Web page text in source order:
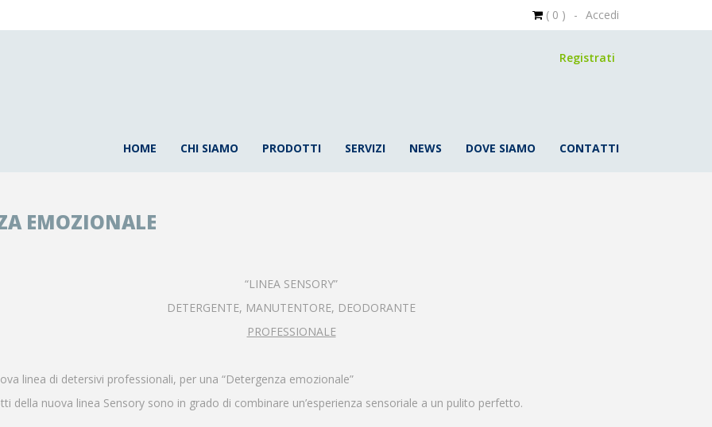
( 0 ) - Accedi
Registrati
HOME CHI SIAMO PRODOTTI SERVIZI NEWS DOVE SIAMO CONTATTI
EMOZIONALE
“LINEA SENSORY”
DETERGENTE, MANUTENTORE, DEODORANTE
PROFESSIONALE
linea di detersivi professionali, per una “Detergenza emozionale”
della nuova linea Sensory sono in grado di combinare un’esperienza sensoriale a un pulito perfetto.